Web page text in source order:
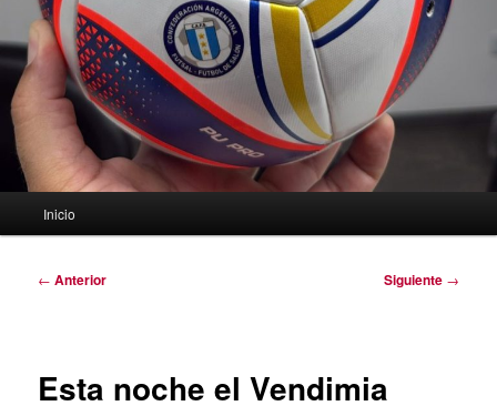
Inicio
Navegación
← Anterior Siguiente →
Esta noche el Vendimia